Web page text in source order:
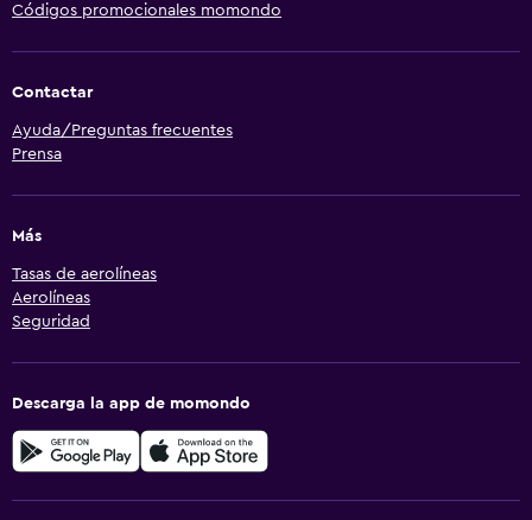
Códigos promocionales momondo
Contactar
Ayuda/Preguntas frecuentes
Prensa
Más
Tasas de aerolíneas
Aerolíneas
Seguridad
Descarga la app de momondo